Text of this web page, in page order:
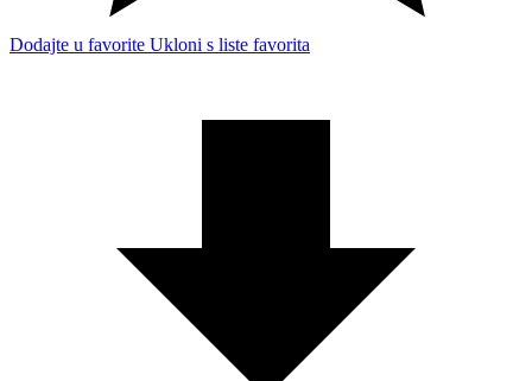
Dodajte u favorite Ukloni s liste favorita